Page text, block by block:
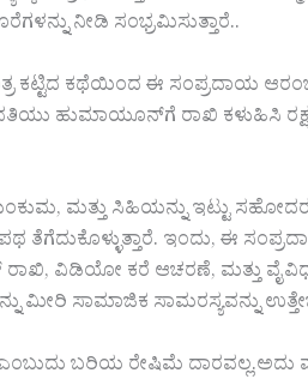
ನೀಡಿ ಸಂಭ್ರಮಿಸುತ್ತಾರೆ..
ಕಟ್ಟಿದ ಕಥೆಯಿಂದ ಈ ಸಂಪ್ರದಾಯ
ಹುಮಾಯೂನ್‌ಗೆ ರಾಖಿ ಕಳುಹಿಸಿ
ಮತ್ತು ಸಿಹಿಯನ್ನು ಇಟ್ಟು
ಇಂದು, ಈ
ವಿಡಿಯೋ ಕರೆ ಆಚರಣೆ, ಮತ್ತು
ಮೀರಿ ಸಾಮಾಜಿಕ ಸಾಮರಸ್ಯವನ್ನು
ಬರಿಯ ರೇಷಿಮೆ ದಾರವಲ್ಲ.ಅದು